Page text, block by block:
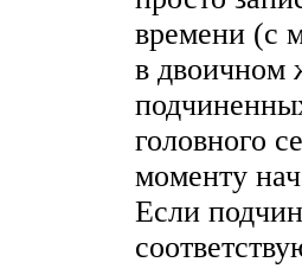
времени (с
в двоичном
головного
моменту
Если